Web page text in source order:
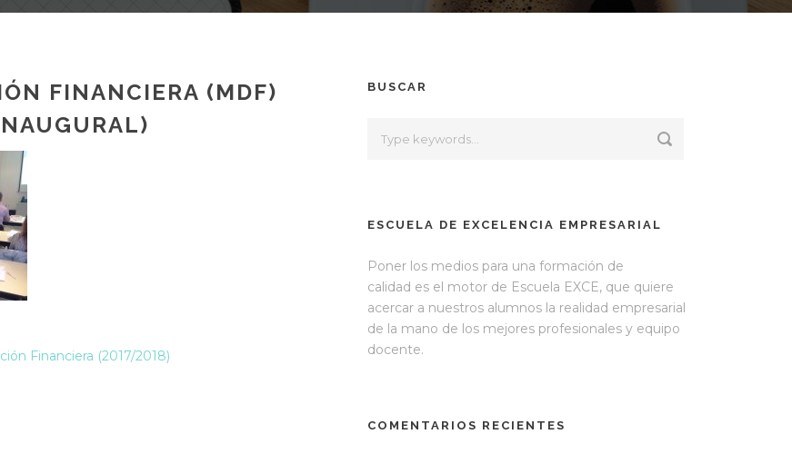
FINANCIERA (MDF)
Financiera (2017/2018)
BUSCAR
ESCUELA DE EXCELENCIA EMPRESARIAL
Poner los medios para una formación de
calidad es el motor de Escuela EXCE, que quiere
acercar a nuestros alumnos la realidad empresarial
de la mano de los mejores profesionales y equipo
docente.
COMENTARIOS RECIENTES